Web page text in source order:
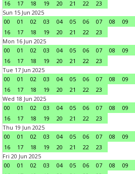
16
17 18 19 20 21 22
23
Sun 15 Jun 2025
00
01 02 03 04 05 06 07 08 09
16
17 18 19 20 21 22
23
Mon 16 Jun 2025
00
01 02 03 04 05 06 07 08 09
16
17 18 19 20 21 22
23
Tue 17 Jun 2025
00
01 02 03 04 05 06 07 08 09
16
17 18 19 20 21 22
23
Wed 18 Jun 2025
00
01 02 03 04 05 06 07 08 09
16
17 18 19 20 21 22
23
Thu 19 Jun 2025
00
01 02 03 04 05 06 07 08 09
16
17 18 19 20 21 22
23
Fri 20 Jun 2025
00
01 02 03 04 05 06 07 08 09